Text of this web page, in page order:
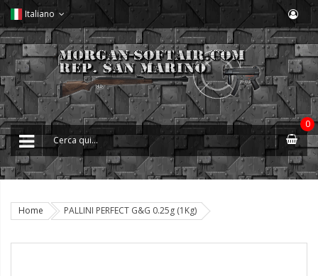
Italiano
0
Home PALLINI PERFECT G&G 0.25g (1Kg)